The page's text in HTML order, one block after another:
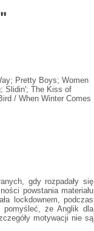
Pretty Boys; Women
Slidin'; The Kiss of
/ When Winter Comes
gdy rozpadały się
powstania materiału
lockdownem, podczas
pomyśleć, że Anglik dla
motywacji nie są